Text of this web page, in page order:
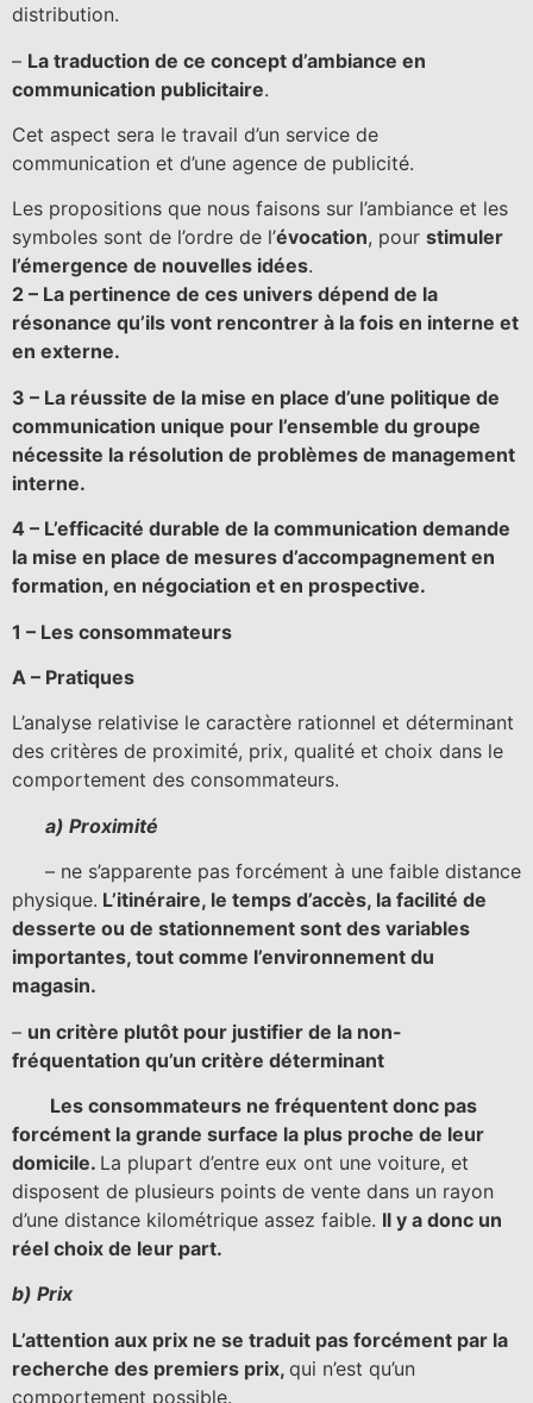
distribution.
– La traduction de ce concept d’ambiance en
communication publicitaire.
Cet aspect sera le travail d’un service de
communication et d’une agence de publicité.
Les propositions que nous faisons sur l’ambiance et les
symboles sont de l’ordre de l’évocation, pour stimuler
l’émergence de nouvelles idées.
2 – La pertinence de ces univers dépend de la
résonance qu’ils vont rencontrer à la fois en interne et
en externe.
3 – La réussite de la mise en place d’une politique de
communication unique pour l’ensemble du groupe
nécessite la résolution de problèmes de management
interne.
4 – L’efficacité durable de la communication demande
la mise en place de mesures d’accompagnement en
formation, en négociation et en prospective.
1 – Les consommateurs
A – Pratiques
L’analyse relativise le caractère rationnel et déterminant
des critères de proximité, prix, qualité et choix dans le
comportement des consommateurs.
a) Proximité
– ne s’apparente pas forcément à une faible distance
physique. L’itinéraire, le temps d’accès, la facilité de
desserte ou de stationnement sont des variables
importantes, tout comme l’environnement du
magasin.
– un critère plutôt pour justifier de la non-
fréquentation qu’un critère déterminant
Les consommateurs ne fréquentent donc pas
forcément la grande surface la plus proche de leur
domicile. La plupart d’entre eux ont une voiture, et
disposent de plusieurs points de vente dans un rayon
d’une distance kilométrique assez faible. Il y a donc un
réel choix de leur part.
b) Prix
L’attention aux prix ne se traduit pas forcément par la
recherche des premiers prix, qui n’est qu’un
comportement possible.